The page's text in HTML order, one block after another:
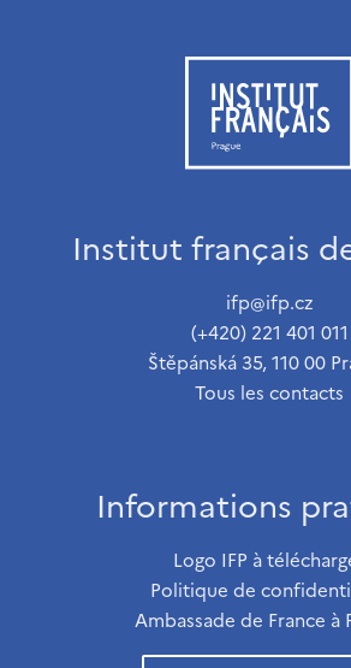
Institut français
ifp@ifp.cz
(+420) 221 401 011
Štěpánská 35, 110 00
Tous les contacts
Informations
Logo IFP à
Politique de
Ambassade de France à